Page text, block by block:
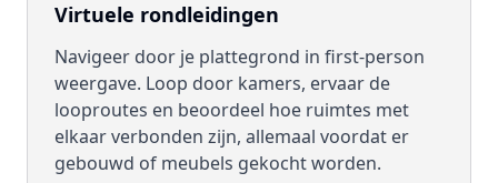
Virtuele rondleidingen
Navigeer door je plattegrond in first-person
weergave. Loop door kamers, ervaar de
looproutes en beoordeel hoe ruimtes met
elkaar verbonden zijn, allemaal voordat er
gebouwd of meubels gekocht worden.